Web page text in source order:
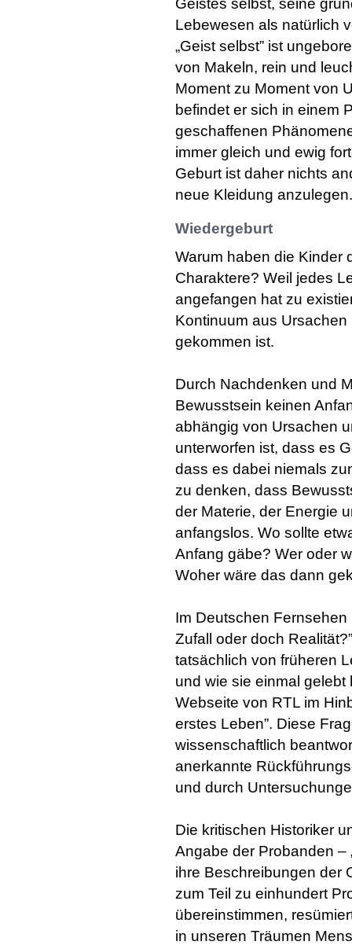
Lebewesen als natürlich
„Geist selbst” ist
von Makeln, rein und
Moment zu Moment von
befindet er sich in einem
geschaffenen
immer gleich und ewig
Geburt ist daher nichts
neue Kleidung anzulegen.
Wiedergeburt
Warum haben die Kinder
Charaktere? Weil jedes
angefangen hat zu
Kontinuum aus
gekommen ist.
Durch Nachdenken und
Bewusstsein keinen
abhängig von Ursachen
unterworfen ist, dass es
dass es dabei niemals
zu denken, dass
der Materie, der Energie
anfangslos. Wo sollte
Anfang gäbe? Wer oder
Woher wäre das dann
Im Deutschen
Zufall oder doch
tatsächlich von früheren
und wie sie einmal gelebt
Webseite von RTL im
erstes Leben”. Diese
wissenschaftlich
anerkannte
und durch
Die kritischen Historiker
Angabe der Probanden –
ihre Beschreibungen der
zum Teil zu einhundert
übereinstimmen,
in unseren Träumen